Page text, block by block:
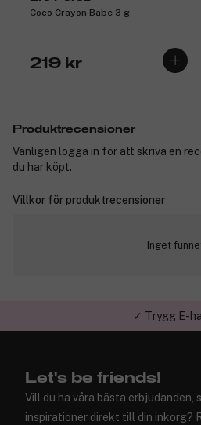
Coco Crayon Babe 3 g
219 kr
Produktrecensioner
Vänligen logga in för att skriva en
du har köpt.
Villkor för produktrecensioner
Inget
✓ Trygg E-
Let's be friends!
Vill du ha våra bästa erbjudanden,
inspirationer direkt till din inkorg?